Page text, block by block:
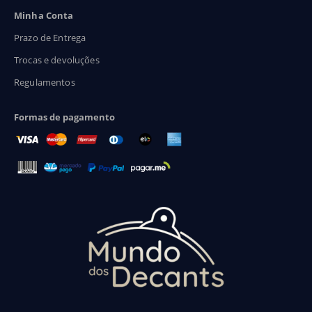
Minha Conta
Prazo de Entrega
Trocas e devoluções
Regulamentos
Formas de pagamento